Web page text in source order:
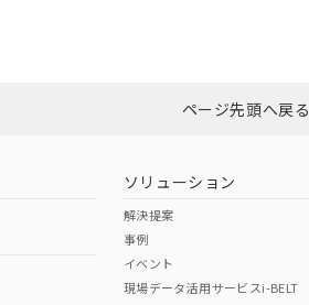
ダウンロードはこちらページ先頭へ戻る
ソリューション
解決提案
事例
イベント
現場データ活用サービスi-BELT